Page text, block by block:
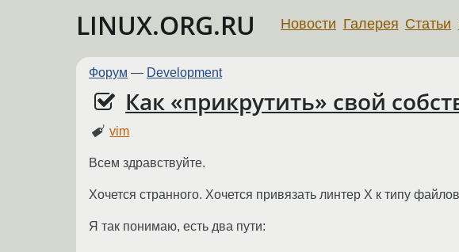
LINUX.ORG.RU Новости Галерея Статьи
Форум — Development
Как «прикрутить» свой
vim
Всем здравствуйте.
Хочется странного. Хочется привязать линтер X к типу
Я так понимаю, есть два пути: